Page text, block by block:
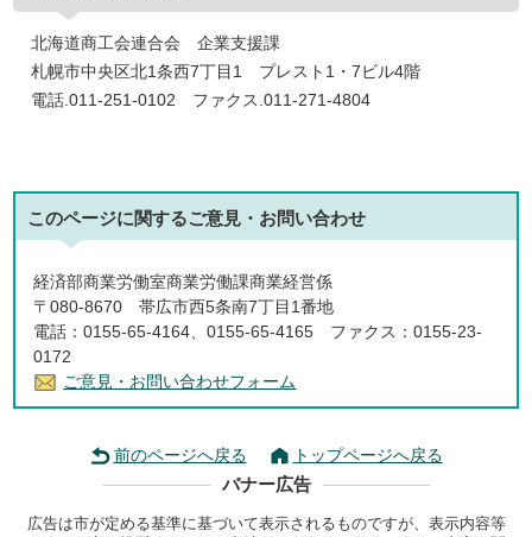
北海道商工会連合会 企業支援課
札幌市中央区北1条西7丁目1 プレスト1・7ビル4階
電話.011-251-0102 ファクス.011-271-4804
このページに関するご意見・お問い合わせ
経済部商業労働室商業労働課商業経営係
〒080-8670 帯広市西5条南7丁目1番地
電話：0155-65-4164、0155-65-4165 ファクス：0155-23-
0172
ご意見・お問い合わせフォーム
前のページへ戻る トップページへ戻る
バナー広告
広告は市が定める基準に基づいて表示されるものですが、表示内容等